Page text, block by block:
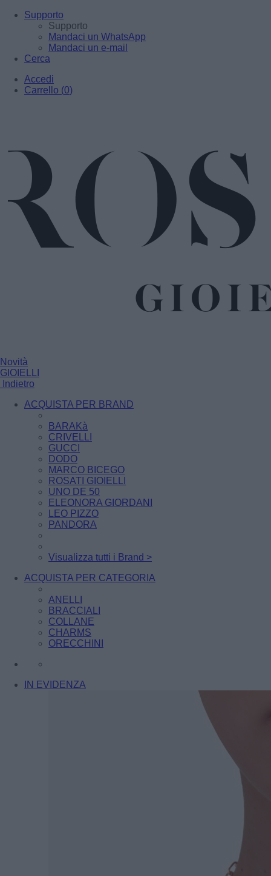
Supporto
Supporto
Mandaci un WhatsApp
Mandaci un e-mail
Cerca
Accedi
Carrello (0)
Novità
GIOIELLI
Indietro
ACQUISTA PER BRAND
BARAKà
CRIVELLI
GUCCI
DODO
MARCO BICEGO
ROSATI GIOIELLI
UNO DE 50
ELEONORA GIORDANI
LEO PIZZO
PANDORA
Visualizza tutti i Brand >
ACQUISTA PER CATEGORIA
ANELLI
BRACCIALI
COLLANE
CHARMS
ORECCHINI
IN EVIDENZA